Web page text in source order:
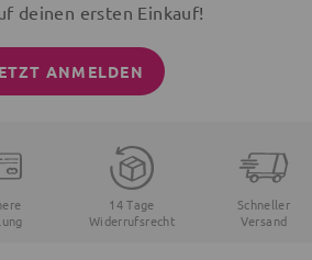
deinen ersten Einkauf!
ANMELDEN
14 Tage
Widerrufsrecht
Schneller
Versand